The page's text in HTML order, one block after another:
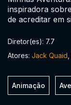
inspiradora
de acreditar em
Diretor(es): 7.7
Atores: Jack Quaid
Animação